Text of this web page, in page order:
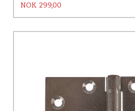
Pris
NOK 299,00